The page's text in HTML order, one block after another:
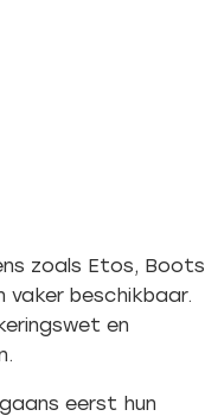
zoals Etos, Boots
vaker beschikbaar.
en
eerst hun